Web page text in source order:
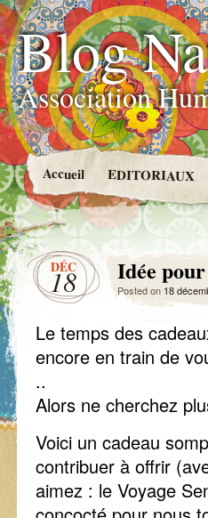
Blog
Association
Accueil EDITORIAUX
DÉC
18 Idée
Posted on 18
Le temps des
encore en train de
..
Alors ne cherchez
Voici un cadeau
contribuer à offrir
aimez : le Voyage